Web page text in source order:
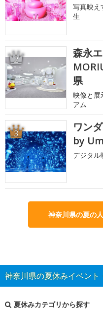
写真映え
生
2
森永
県
映像と展
アム
3
ワン
by
デジタル
神奈川県の夏の
神奈川県の夏休みイベン
夏休みカテゴリから探す